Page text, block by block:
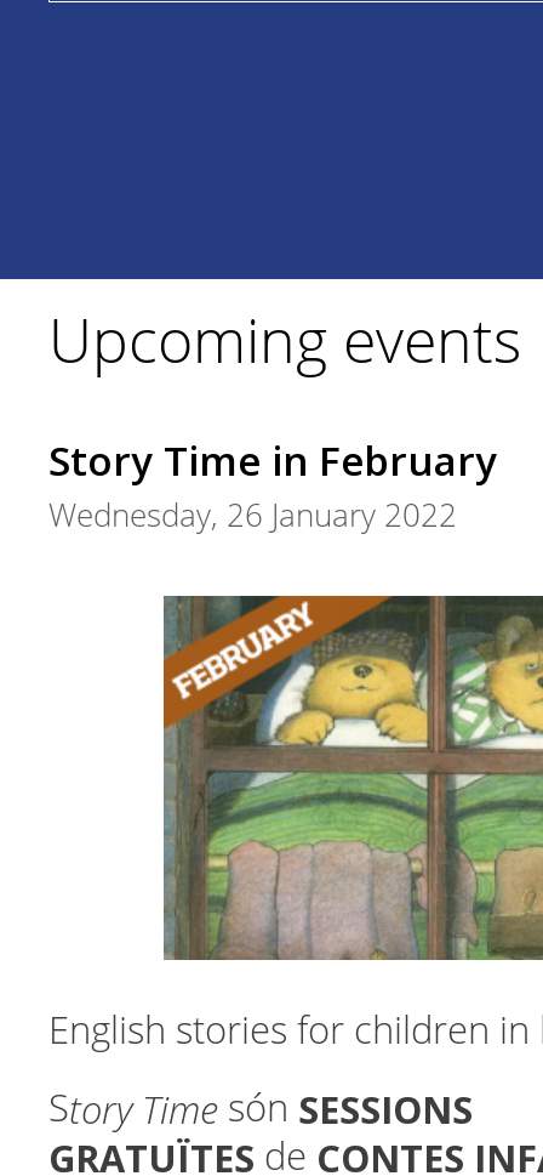
Upcoming events
Story Time in February
Wednesday, 26 January 2022
English stories for children in
Story Time són SESSIONS
GRATUÏTES de CONTES